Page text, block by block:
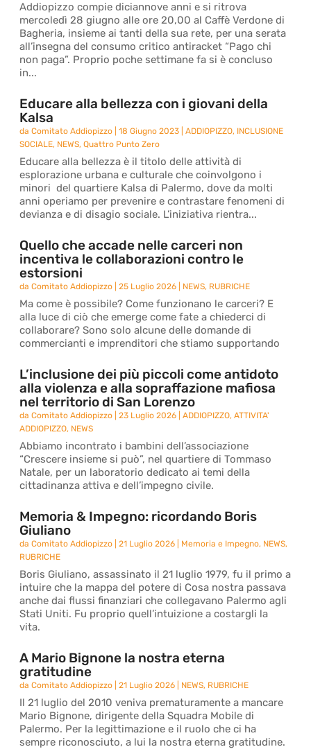
Addiopizzo compie diciannove anni e si ritrova
mercoledì 28 giugno alle ore 20,00 al Caffè Verdone di
Bagheria, insieme ai tanti della sua rete, per una serata
all’insegna del consumo critico antiracket “Pago chi
non paga”. Proprio poche settimane fa si è concluso
in...
Educare alla bellezza con i giovani della
Kalsa
daComitato Addiopizzo |18 Giugno 2023 |ADDIOPIZZO, INCLUSIONE
SOCIALE, NEWS,Quattro Punto Zero
Educare alla bellezza è il titolo delle attività di
esplorazione urbana e culturale che coinvolgono i
minori del quartiere Kalsa di Palermo, dove da molti
anni operiamo per prevenire e contrastare fenomeni di
devianza e di disagio sociale. L’iniziativa rientra...
Quello che accade nelle carceri non
incentiva le collaborazioni contro le
estorsioni
daComitato Addiopizzo |25 Luglio 2026 NEWS, RUBRICHE
Ma come è possibile? Come funzionano le carceri? E
alla luce di ciò che emerge come fate a chiederci di
collaborare? Sono solo alcune delle domande di
commercianti e imprenditori che stiamo supportando
L’inclusione dei più piccoli come antidoto
alla violenza e alla sopraffazione mafiosa
nel territorio di San Lorenzo
daComitato Addiopizzo |23 Luglio 2026 |ADDIOPIZZO,ATTIVITA'
ADDIOPIZZO, NEWS
Abbiamo incontrato i bambini dell’associazione
“Crescere insieme si può”, nel quartiere di Tommaso
Natale, per un laboratorio dedicato ai temi della
cittadinanza attiva e dell’impegno civile.
Memoria & Impegno: ricordando Boris
Giuliano
daComitato Addiopizzo |21 Luglio 2026 Memoria e Impegno, NEWS,
RUBRICHE
Boris Giuliano, assassinato il 21 luglio 1979, fu il primo a
intuire che la mappa del potere di Cosa nostra passava
anche dai flussi finanziari che collegavano Palermo agli
Stati Uniti. Fu proprio quell’intuizione a costargli la
vita.
A Mario Bignone la nostra eterna
gratitudine
daComitato Addiopizzo |21 Luglio 2026 NEWS, RUBRICHE
Il 21 luglio del 2010 veniva prematuramente a mancare
Mario Bignone, dirigente della Squadra Mobile di
Palermo. Per la legittimazione e il ruolo che ci ha
sempre riconosciuto, a lui la nostra eterna gratitudine.